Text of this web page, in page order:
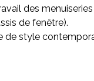
des
de fenêtre).
style